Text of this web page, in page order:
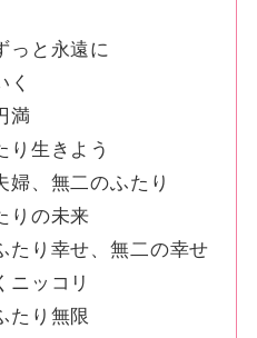
っと永遠に
く
満
り生きよう
婦、無二のふたり
りの未来
たり幸せ、無二の幸せ
ニッコリ
たり無限